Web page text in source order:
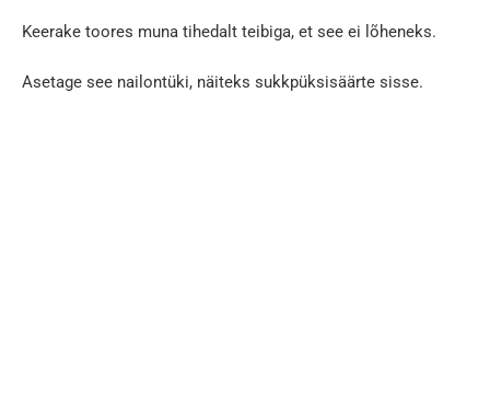
Keerake toores muna tihedalt teibiga, et see ei lõheneks.
Asetage see nailontüki, näiteks sukkpüksisäärte sisse.